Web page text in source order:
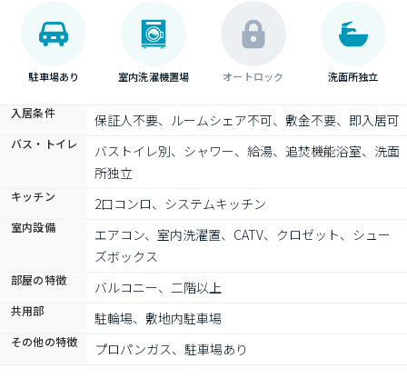
駐車場あり 室内洗濯機置場 オートロック 洗面所独立
入居条件 保証人不要、ルームシェア不可、敷金不要、即入居可
バス・トイレ
バストイレ別、シャワー、給湯、追焚機能浴室、洗面
所独立
キッチン 2口コンロ、システムキッチン
室内設備
エアコン、室内洗濯置、CATV、クロゼット、シュー
ズボックス
部屋の特徴 バルコニー、二階以上
共用部 駐輪場、敷地内駐車場
その他の特徴 プロパンガス、駐車場あり